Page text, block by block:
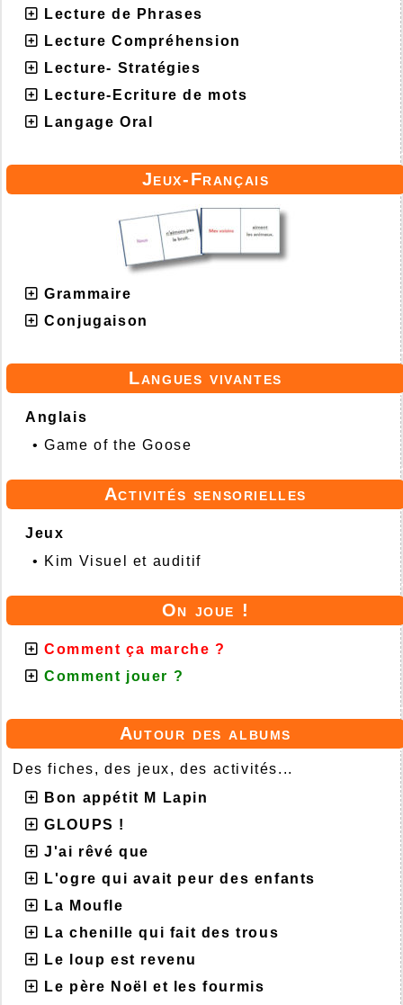
Lecture de Phrases
Lecture Compréhension
Lecture- Stratégies
Lecture-Ecriture de mots
Langage Oral
Jeux-Français
Grammaire
Conjugaison
Langues vivantes
Anglais
•Game of the Goose
Activités sensorielles
Jeux
• Kim Visuel et auditif
On joue !
Comment ça marche ?
Comment jouer ?
Autour des albums
Des fiches, des jeux, des activités...
Bon appétit M Lapin
GLOUPS !
J'ai rêvé que
L'ogre qui avait peur des enfants
La Moufle
La chenille qui fait des trous
Le loup est revenu
Le père Noël et les fourmis